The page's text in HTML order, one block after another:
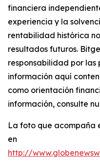
financiera
experiencia y la
rentabilidad histórica
resultados futuros.
responsabilidad por las
información aquí
como orientación
información, consulte
La foto que acompaña
en
http://